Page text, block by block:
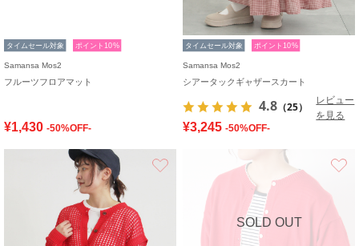
タイムセール対象 ポイント10%
Samansa Mos2
フルーツフロアマット
¥1,430 -50%OFF-
タイムセール対象 ポイント10%
Samansa Mos2
シアータックギャザースカート
4.8 （25）
レビュー
を見る
¥3,245 -50%OFF-
SOLD OUT